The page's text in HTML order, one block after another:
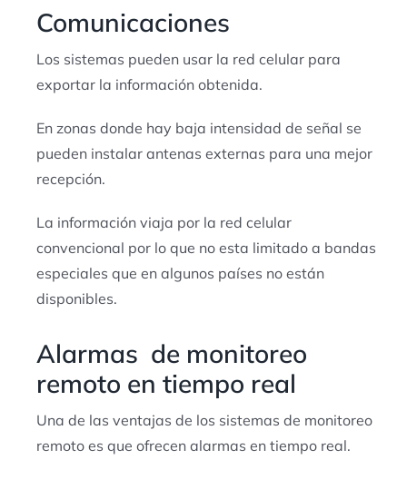
Comunicaciones
Los sistemas pueden usar la red celular para
exportar la información obtenida.
En zonas donde hay baja intensidad de señal se
pueden instalar antenas externas para una mejor
recepción.
La información viaja por la red celular
convencional por lo que no esta limitado a bandas
especiales que en algunos países no están
disponibles.
Alarmas de monitoreo
remoto en tiempo real
Una de las ventajas de los sistemas de monitoreo
remoto es que ofrecen alarmas en tiempo real.